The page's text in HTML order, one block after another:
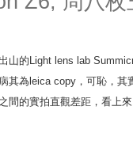
山的Light lens lab
其為leica copy，可恥，
間的實拍直觀差距，看上